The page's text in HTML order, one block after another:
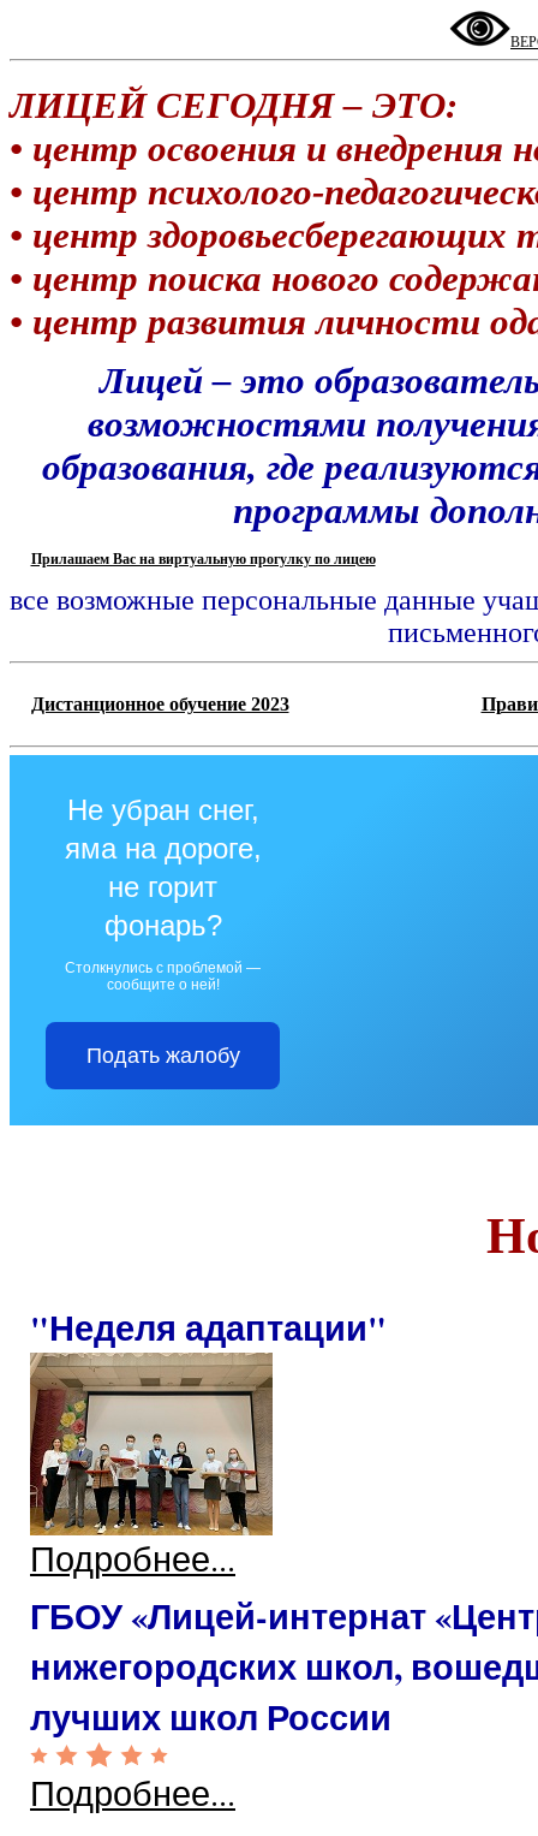
ЛИЦЕЙ СЕГОДНЯ – ЭТО:
• центр освоения и внедрения
• центр психолого-
• центр здоровьесберегающих
• центр поиска нового
• центр развития личности
Лицей – это
возможностями
образования, где
программы
Прилашаем Вас на виртуальную прогулку по лицею
все возможные персональные данные
Дистанционное обучение 2023
Не убран снег,
яма на дороге,
не горит
фонарь?
Столкнулись с проблемой —
сообщите о ней!
Подать жалобу
"Неделя адаптации"
Подробнее...
ГБОУ «Лицей-интернат
нижегородских школ,
лучших школ России
Подробнее...